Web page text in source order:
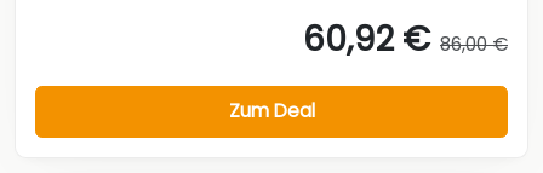
60,92 € 86,00 €
Zum Deal